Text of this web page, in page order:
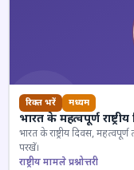
रिक्त भरें मध्यम
भारत के महत्वपूर्ण
भारत के राष्ट्रीय दिवस,
परखें।
राष्ट्रीय मामले प्रश्नोत्तरी